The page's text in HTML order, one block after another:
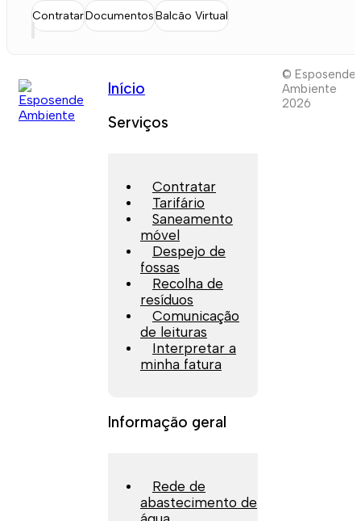
ContratarDocumentosBalcão Virtual
Início
Serviços
Contratar
Tarifário
Saneamento
móvel
Despejo de
fossas
Recolha de
resíduos
Comunicação
de leituras
Interpretar a
minha fatura
Informação geral
Rede de
abastecimento de
© Esposende
Ambiente
2026